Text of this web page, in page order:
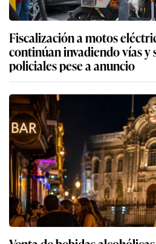
Fiscalización a motos
continúan invadiendo vías y
policiales pese a anuncio